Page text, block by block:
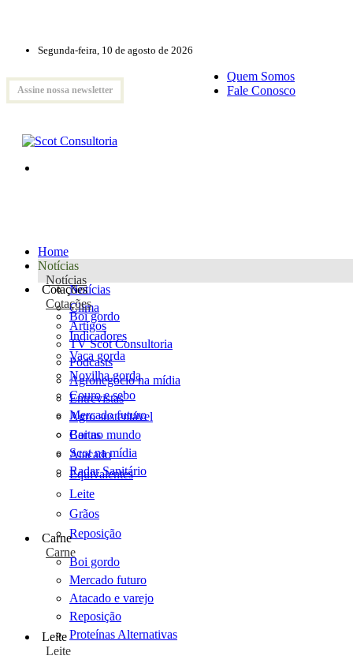
Segunda-feira, 10 de agosto de 2026
Assine nossa newsletter
Quem Somos
Fale Conosco
Home
Notícias
Notícias
Notícias
Clima
Artigos
TV Scot Consultoria
Podcasts
Agronegócio na mídia
Entrevistas
Agro sustentável
Cartas
Scot na mídia
Radar Sanitário
Cotações
Cotações
Boi gordo
Indicadores
Vaca gorda
Novilha gorda
Couro e sebo
Mercado futuro
Boi no mundo
Atacado
Equivalentes
Leite
Grãos
Reposição
Carne
Carne
Boi gordo
Mercado futuro
Atacado e varejo
Reposição
Proteínas Alternativas
Leite
Leite